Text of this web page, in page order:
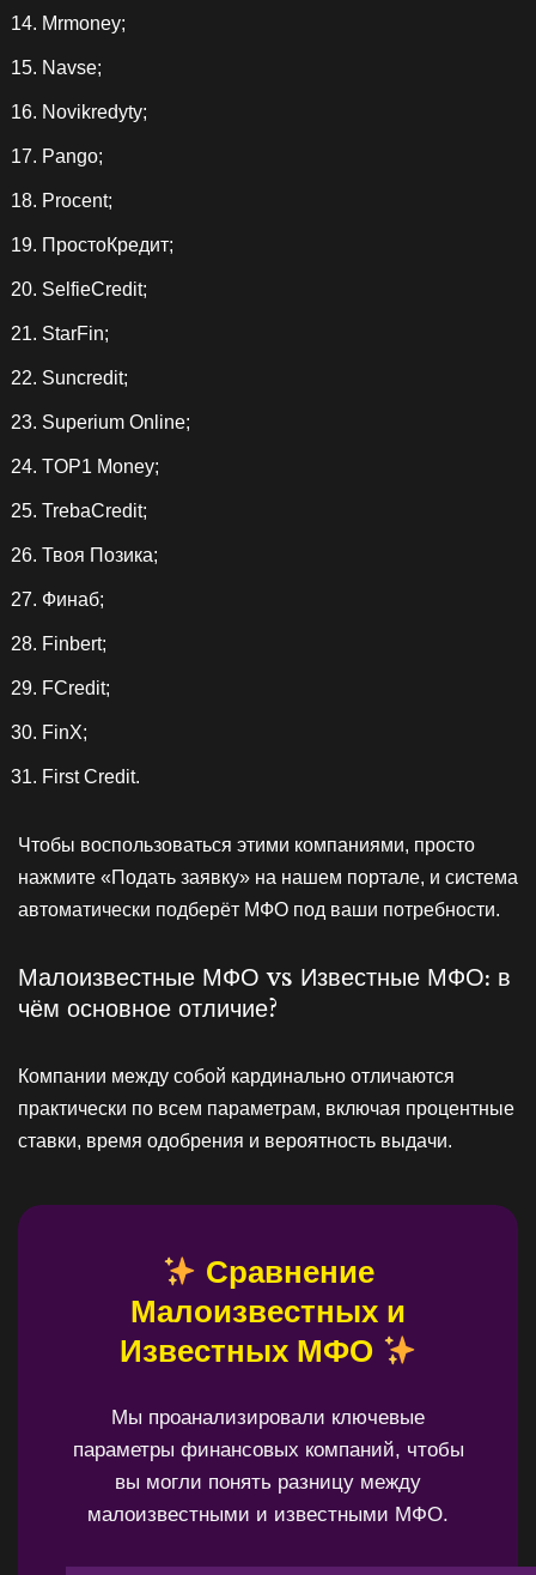
Mrmoney;
Navse;
Novikredyty;
Pango;
Procent;
ПростоКредит;
SelfieCredit;
StarFin;
Suncredit;
Superium Online;
TOP1 Money;
TrebaCredit;
Твоя Позика;
Финаб;
Finbert;
FCredit;
FinX;
First Credit.
Чтобы воспользоваться этими компаниями, просто
нажмите «Подать заявку» на нашем портале, и система
автоматически подберёт МФО под ваши потребности.
Малоизвестные МФО vs Известные МФО: в
чём основное отличие?
Компании между собой кардинально отличаются
практически по всем параметрам, включая процентные
ставки, время одобрения и вероятность выдачи.
Сравнение
Малоизвестных и
Известных МФО
Мы проанализировали ключевые
параметры финансовых компаний, чтобы
вы могли понять разницу между
малоизвестными и известными МФО.